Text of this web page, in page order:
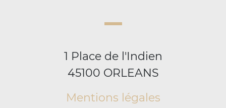
1 Place de l'Indien
45100 ORLEANS
Mentions légales